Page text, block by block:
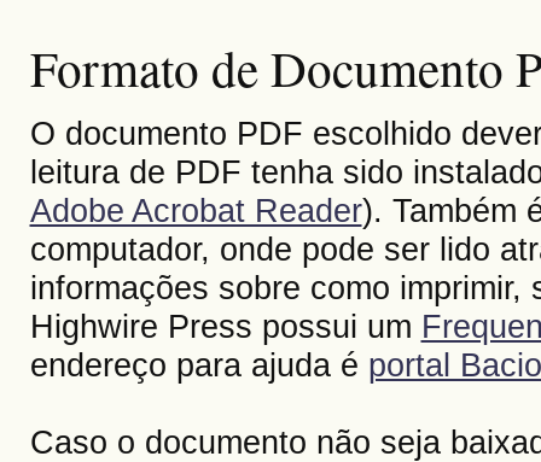
Formato de Documento
O documento PDF escolhido
leitura de PDF tenha sido
Adobe Acrobat Reader). Também
computador, onde pode ser lido
informações sobre como
Highwire Press possui um
endereço para ajuda é portal
Caso o documento não seja